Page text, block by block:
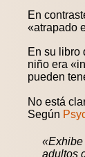
En
«atrapado
En su libro
niño era
pueden
No está
Según
«Exhibe
adultos